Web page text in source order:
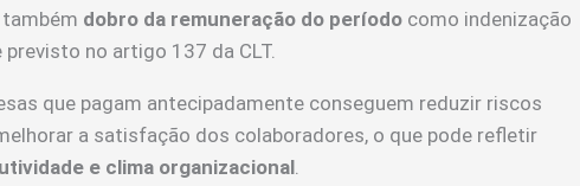
dobro da remuneração do período como indenização
no artigo 137 da CLT.
que pagam antecipadamente conseguem reduzir riscos
a satisfação dos colaboradores, o que pode refletir
e clima organizacional